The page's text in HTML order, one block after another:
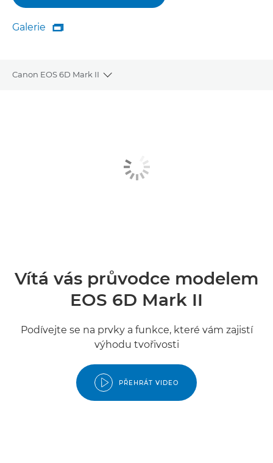
Galerie
Galerie

Canon EOS 6D Mark II
Toggle breadcrumbs
Vítá vás průvodce modelem
EOS 6D Mark II
Podívejte se na prvky a funkce, které vám zajistí
výhodu tvořivosti
PŘEHRÁT VIDEO